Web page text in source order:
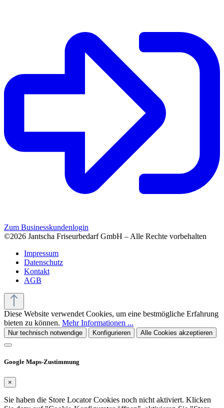
Zum Businesskundenlogin
©2026 Jantscha Friseurbedarf GmbH – Alle Rechte vorbehalten
Impressum
Datenschutz
Kontakt
AGB
Diese Website verwendet Cookies, um eine bestmögliche Erfahrung
bieten zu können. Mehr Informationen ...
Nur technisch notwendige Konfigurieren Alle Cookies akzeptieren
Google Maps-Zustimmung
×
Sie haben die Store Locator Cookies noch nicht aktiviert. Klicken